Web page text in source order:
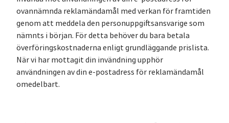
ovannämnda reklamändamål med verkan för framtiden
genom att meddela den personuppgiftsansvarige som
nämnts i början. För detta behöver du bara betala
överföringskostnaderna enligt grundläggande prislista.
När vi har mottagit din invändning upphör
användningen av din e-postadress för reklamändamål
omedelbart.